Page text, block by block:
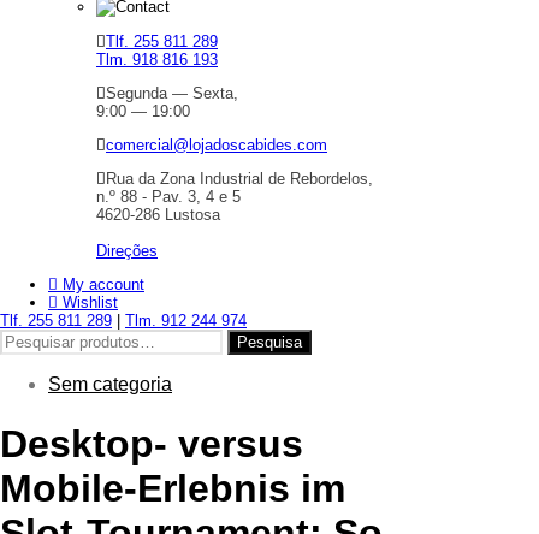
Tlf. 255 811 289
Tlm. 918 816 193
Segunda — Sexta,
9:00 — 19:00
comercial@lojadoscabides.com
Rua da Zona Industrial de Rebordelos,
n.º 88 - Pav. 3, 4 e 5
4620-286 Lustosa
Direções
My account
Wishlist
Tlf. 255 811 289
Tlm. 912 244 974
Pesquisar
por:
Pesquisa
Sem categoria
Desktop‑ versus
Mobile‑Erlebnis im